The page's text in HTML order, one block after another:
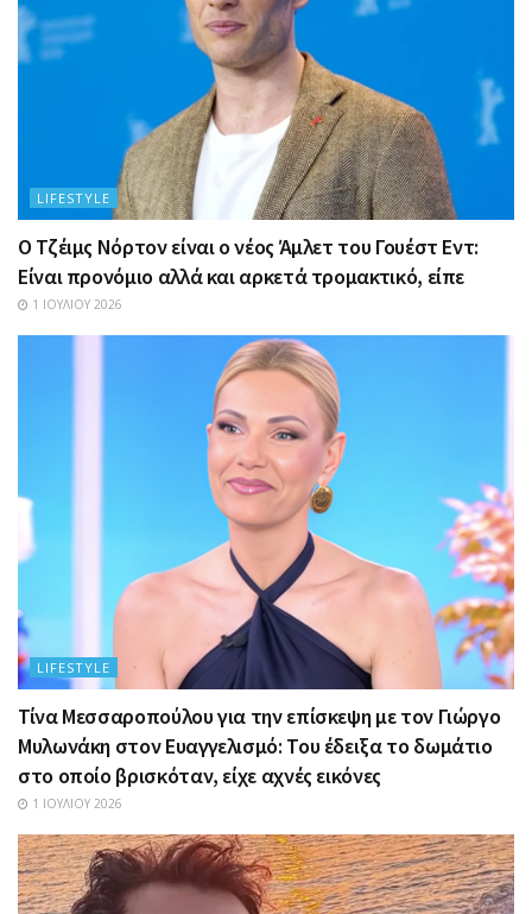
LIFESTYLE
Ο Τζέιμς Νόρτον είναι ο νέος Άμλετ του Γουέστ Εντ:
Είναι προνόμιο αλλά και αρκετά τρομακτικό, είπε
1 ΙΟΥΛΊΟΥ 2026
LIFESTYLE
Τίνα Μεσσαροπούλου για την επίσκεψη με τον Γιώργο
Μυλωνάκη στον Ευαγγελισμό: Του έδειξα το δωμάτιο
στο οποίο βρισκόταν, είχε αχνές εικόνες
1 ΙΟΥΛΊΟΥ 2026